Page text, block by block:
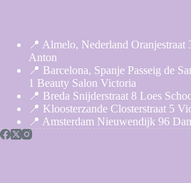
📍 Almelo, Nederland Oranjestraat
Anton
📍 Barcelona, Spanje Passeig de
1 Beauty Salon Victoria
📍 Breda Snijderstraat 8 Loes
📍 Kloosterzande Closterstraat 5
📍 Amsterdam Nieuwendijk 96